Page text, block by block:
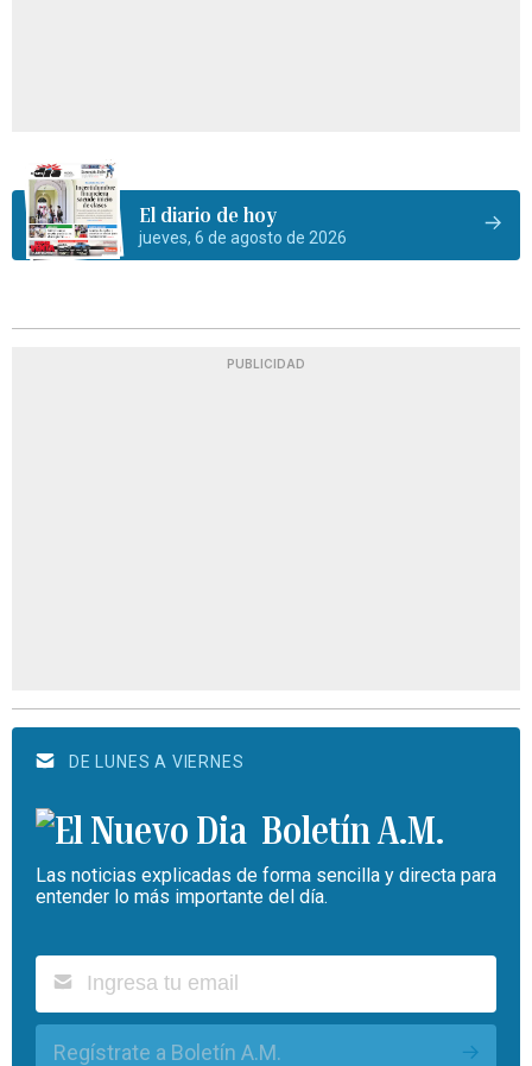
El diario de hoy
jueves, 6 de agosto de 2026
PUBLICIDAD
DE LUNES A VIERNES
Boletín A.M.
Las noticias explicadas de forma sencilla y directa para
entender lo más importante del día.
Regístrate a Boletín A.M.